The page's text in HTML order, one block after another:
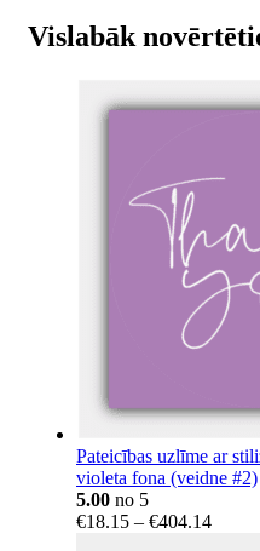
Vislabāk
Pateicības uzlīme ar
violeta fona (veidne #2)
5.00 no 5
€18.15 – €404.14Price